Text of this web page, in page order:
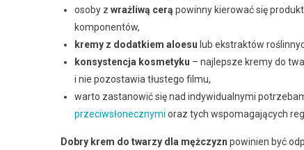
osoby z wrażliwą cerą powinny kierować się
komponentów,
kremy z dodatkiem aloesu lub ekstraktów
konsystencja kosmetyku – najlepsze kremy do
i nie pozostawia tłustego filmu,
warto zastanowić się nad indywidualnymi
przeciwsłonecznymi oraz tych wspomagających
Dobry krem do twarzy dla mężczyzn powinien być